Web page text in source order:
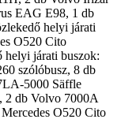
EAG E98, 1 db
helyi járati
O520 Cito
helyi járati buszok:
szólóbusz, 8 db
5000 Säffle
2 db Volvo 7000A
O520 Cito